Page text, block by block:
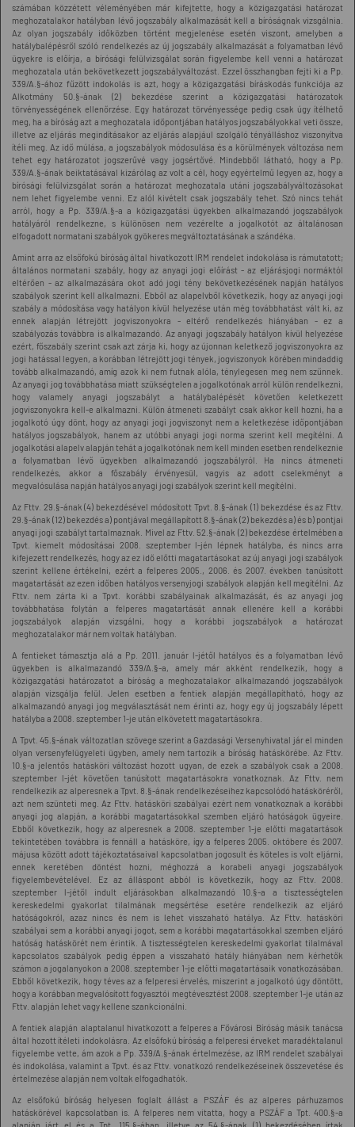
számában közzétett véleményében már kifejtette, hogy a közigazgatási határozat
meghozatalakor hatályban lévő jogszabály alkalmazását kell a bíróságnak vizsgálnia.
Az olyan jogszabály időközben történt megjelenése esetén viszont, amelyben a
hatálybalépésről szóló rendelkezés az új jogszabály alkalmazását a folyamatban lévő
ügyekre is előírja, a bírósági felülvizsgálat során figyelembe kell venni a határozat
meghozatala után bekövetkezett jogszabályváltozást. Ezzel összhangban fejti ki a Pp.
339/A.§-ához fűzött indokolás is azt, hogy a közigazgatási bíráskodás funkciója az
Alkotmány 50.§-ának (2) bekezdése szerint a közigazgatási határozatok
törvényességének ellenőrzése. Egy határozat törvényessége pedig csak úgy ítélhető
meg, ha a bíróság azt a meghozatala időpontjában hatályos jogszabályokkal veti össze,
illetve az eljárás megindításakor az eljárás alapjául szolgáló tényálláshoz viszonyítva
ítéli meg. Az idő múlása, a jogszabályok módosulása és a körülmények változása nem
tehet egy határozatot jogszerűvé vagy jogsértővé. Mindebből látható, hogy a Pp.
339/A.§-ának beiktatásával kizárólag az volt a cél, hogy egyértelmű legyen az, hogy a
bírósági felülvizsgálat során a határozat meghozatala utáni jogszabályváltozásokat
nem lehet figyelembe venni. Ez alól kivételt csak jogszabály tehet. Szó nincs tehát
arról, hogy a Pp. 339/A.§-a a közigazgatási ügyekben alkalmazandó jogszabályok
hatályáról rendelkezne, s különösen nem vezérelte a jogalkotót az általánosan
elfogadott normatani szabályok gyökeres megváltoztatásának a szándéka.
Amint arra az elsőfokú bíróság által hivatkozott IRM rendelet indokolása is rámutatott;
általános normatani szabály, hogy az anyagi jogi előírást - az eljárásjogi normáktól
eltérően - az alkalmazására okot adó jogi tény bekövetkezésének napján hatályos
szabályok szerint kell alkalmazni. Ebből az alapelvből következik, hogy az anyagi jogi
szabály a módosítása vagy hatályon kívül helyezése után még továbbhatást vált ki, az
ennek alapján létrejött jogviszonyokra - eltérő rendelkezés hiányában - ez a
szabályozás továbbra is alkalmazandó. Az anyagi jogszabály hatályon kívül helyezése
ezért, főszabály szerint csak azt zárja ki, hogy az újonnan keletkező jogviszonyokra az
jogi hatással legyen, a korábban létrejött jogi tények, jogviszonyok körében mindaddig
tovább alkalmazandó, amíg azok ki nem futnak alóla, ténylegesen meg nem szűnnek.
Az anyagi jog továbbhatása miatt szükségtelen a jogalkotónak arról külön rendelkezni,
hogy valamely anyagi jogszabályt a hatálybalépését követően keletkezett
jogviszonyokra kell-e alkalmazni. Külön átmeneti szabályt csak akkor kell hozni, ha a
jogalkotó úgy dönt, hogy az anyagi jogi jogviszonyt nem a keletkezése időpontjában
hatályos jogszabályok, hanem az utóbbi anyagi jogi norma szerint kell megítélni. A
jogalkotási alapelv alapján tehát a jogalkotónak nem kell minden esetben rendelkeznie
a folyamatban lévő ügyekben alkalmazandó jogszabályról. Ha nincs átmeneti
rendelkezés, akkor a főszabály érvényesül, vagyis az adott cselekményt a
megvalósulása napján hatályos anyagi jogi szabályok szerint kell megítélni.
Az Fttv. 29.§-ának (4) bekezdésével módosított Tpvt. 8.§-ának (1) bekezdése és az Fttv.
29.§-ának (12) bekezdés a) pontjával megállapított 8.§-ának (2) bekezdés a) és b) pontjai
anyagi jogi szabályt tartalmaznak. Mivel az Fttv. 52.§-ának (2) bekezdése értelmében a
Tpvt. kiemelt módosításai 2008. szeptember l-jén lépnek hatályba, és nincs arra
kifejezett rendelkezés, hogy az ez idő előtti magatartásokat az új anyagi jogi szabályok
szerint kellene értékelni, ezért a felperes 2005., 2006. és 2007. években tanúsított
magatartását az ezen időben hatályos versenyjogi szabályok alapján kell megítélni. Az
Fttv. nem zárta ki a Tpvt. korábbi szabályainak alkalmazását, és az anyagi jog
továbbhatása folytán a felperes magatartását annak ellenére kell a korábbi
jogszabályok alapján vizsgálni, hogy a korábbi jogszabályok a határozat
meghozatalakor már nem voltak hatályban.
A fentieket támasztja alá a Pp. 2011. január l-jétől hatályos és a folyamatban lévő
ügyekben is alkalmazandó 339/A.§-a, amely már akként rendelkezik, hogy a
közigazgatási határozatot a bíróság a meghozatalakor alkalmazandó jogszabályok
alapján vizsgálja felül. Jelen esetben a fentiek alapján megállapítható, hogy az
alkalmazandó anyagi jog megválasztását nem érinti az, hogy egy új jogszabály lépett
hatályba a 2008. szeptember 1-je után elkövetett magatartásokra.
A Tpvt. 45.§-ának változatlan szövege szerint a Gazdasági Versenyhivatal jár el minden
olyan versenyfelügyeleti ügyben, amely nem tartozik a bíróság hatáskörébe. Az Fttv.
10.§-a jelentős hatásköri változást hozott ugyan, de ezek a szabályok csak a 2008.
szeptember l-jét követően tanúsított magatartásokra vonatkoznak. Az Fttv. nem
rendelkezik az alperesnek a Tpvt. 8.§-ának rendelkezéseihez kapcsolódó hatásköréről,
azt nem szünteti meg. Az Fttv. hatásköri szabályai ezért nem vonatkoznak a korábbi
anyagi jog alapján, a korábbi magatartásokkal szemben eljáró hatóságok ügyeire.
Ebből következik, hogy az alperesnek a 2008. szeptember 1-je előtti magatartások
tekintetében továbbra is fennáll a hatásköre, így a felperes 2005. októbere és 2007.
májusa között adott tájékoztatásaival kapcsolatban jogosult és köteles is volt eljárni,
ennek keretében döntést hozni, méghozzá a korabeli anyagi jogszabályok
figyelembevételével. Ez az álláspont abból is következik, hogy az Fttv. 2008.
szeptember l-jétől indult eljárásokban alkalmazandó 10.§-a a tisztességtelen
kereskedelmi gyakorlat tilalmának megsértése esetére rendelkezik az eljáró
hatóságokról, azaz nincs és nem is lehet visszaható hatálya. Az Fttv. hatásköri
szabályai sem a korábbi anyagi jogot, sem a korábbi magatartásokkal szemben eljáró
hatóság hatáskörét nem érintik. A tisztességtelen kereskedelmi gyakorlat tilalmával
kapcsolatos szabályok pedig éppen a visszaható hatály hiányában nem kérhetők
számon a jogalanyokon a 2008. szeptember 1-je előtti magatartásaik vonatkozásában.
Ebből következik, hogy téves az a felperesi érvelés, miszerint a jogalkotó úgy döntött,
hogy a korábban megvalósított fogyasztói megtévesztést 2008. szeptember 1-je után az
Fttv. alapján lehet vagy kellene szankcionálni.
A fentiek alapján alaptalanul hivatkozott a felperes a Fővárosi Bíróság másik tanácsa
által hozott ítéleti indokolásra. Az elsőfokú bíróság a felperesi érveket maradéktalanul
figyelembe vette, ám azok a Pp. 339/A.§-ának értelmezése, az IRM rendelet szabályai
és indokolása, valamint a Tpvt. és az Fttv. vonatkozó rendelkezéseinek összevetése és
értelmezése alapján nem voltak elfogadhatók.
Az elsőfokú bíróság helyesen foglalt állást a PSZÁF és az alperes párhuzamos
hatáskörével kapcsolatban is. A felperes nem vitatta, hogy a PSZÁF a Tpt. 400.§-a